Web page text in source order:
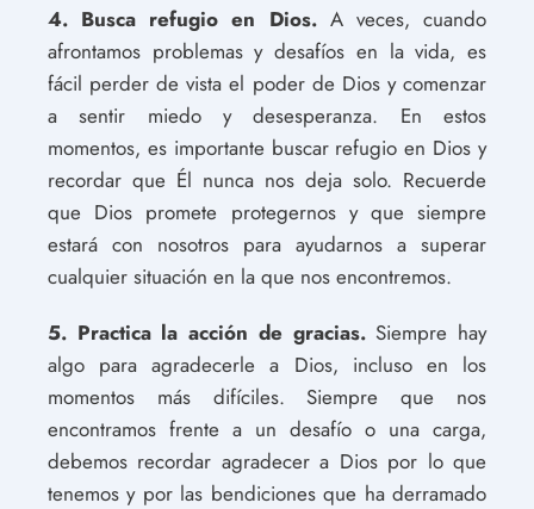
4. Busca refugio en Dios.A veces, cuando
afrontamos problemas y desafíos en la vida, es
fácil perder de vista el poder de Dios y comenzar
a sentir miedo y desesperanza. En estos
momentos, es importante buscar refugio en Dios y
recordar que Él nunca nos deja solo. Recuerde
que Dios promete protegernos y que siempre
estará con nosotros para ayudarnos a superar
cualquier situación en la que nos encontremos.
5. Practica la acción de gracias.Siempre hay
algo para agradecerle a Dios, incluso en los
momentos más difíciles. Siempre que nos
encontramos frente a un desafío o una carga,
debemos recordar agradecer a Dios por lo que
tenemos y por las bendiciones que ha derramado